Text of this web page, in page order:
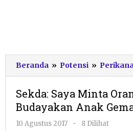
Beranda » Potensi »
Sekda: Saya Minta
Budayakan Anak
10 Agustus 2017
oleh
-
8 Dilihat